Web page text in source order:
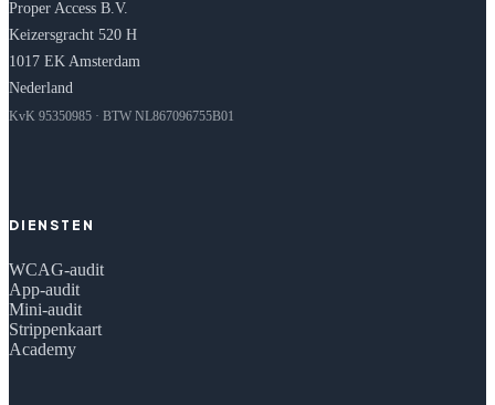
Proper Access B.V.
Keizersgracht 520 H
1017 EK Amsterdam
Nederland
KvK 95350985 · BTW NL867096755B01
DIENSTEN
WCAG-audit
App-audit
Mini-audit
Strippenkaart
Academy